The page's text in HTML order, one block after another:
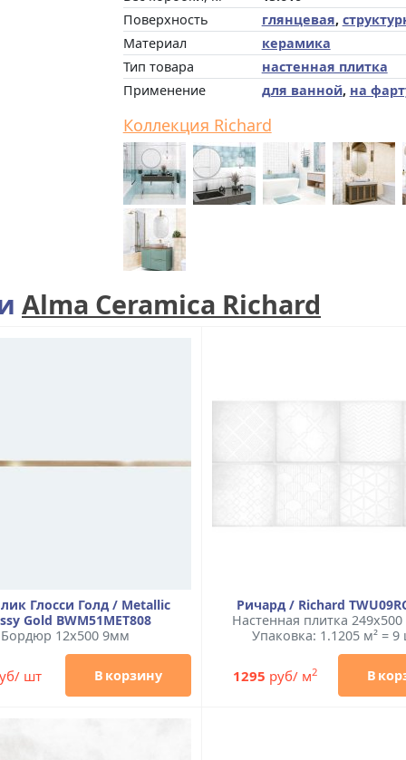
Поверхность
глянцевая,
Материал
керамика
Тип товара
настенная плитка
Применение
для ванной, на
Коллекция Richard
Alma Ceramica Richard
Глосси Голд / Metallic
Gold BWM51MET808
Бордюр 12x500 9мм
шт В корзину
Ричард / Richard
Настенная плитка
Упаковка: 1.1205 м² = 9
1295 руб/ м2 В